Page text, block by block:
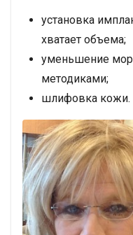
трансфер из
персонала во
могут узнать о
обеспечивает
комплексный уход
установка
хватает объема;
уменьшение
методиками;
шлифовка кожи.